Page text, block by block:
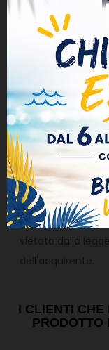
inserirela nella
si assume
mancate
Italiane,
consapevole di
ATTENZIONE
non originale
ornamentali o
ai rispettivi
lettera (c) del
della proprietà
I CLIENTI CHE
PRODOTTO